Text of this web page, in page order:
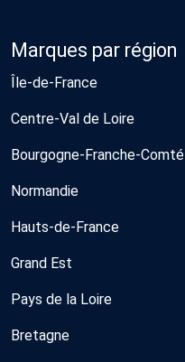
Marques par région
Île-de-France
Centre-Val de Loire
Bourgogne-Franche-Comté
Normandie
Hauts-de-France
Grand Est
Pays de la Loire
Bretagne